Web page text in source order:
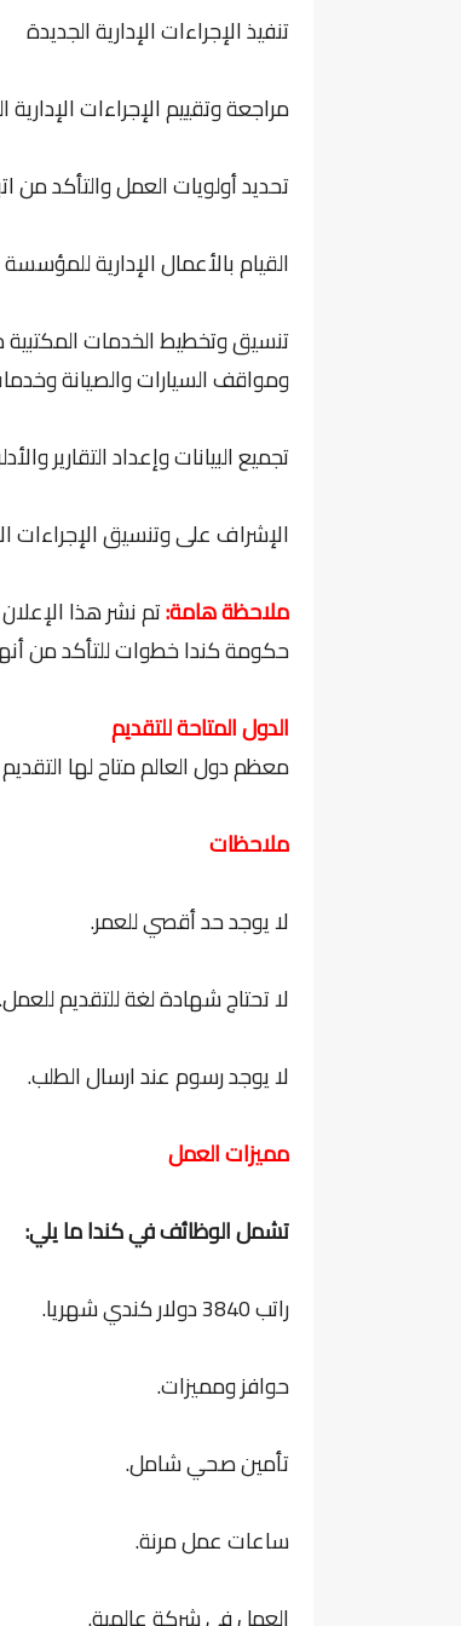
تنفيذ الإجراءات الإدارية الجديدة
مراجعة وتقييم الإجراءات الإدارية
تحديد أولويات العمل والتأكد من
القيام بالأعمال الإدارية للمؤسسة
تنسيق وتخطيط الخدمات المكتبية
ومواقف السيارات والصيانة
تجميع البيانات وإعداد التقارير
الإشراف على وتنسيق الإجراءات
ملاحظة هامة:تم نشر هذا
حكومة كندا خطوات للتأكد من
الدول المتاحة للتقديم
معظم دول العالم متاح لها
ملاحظات
لا يوجد حد أقصي للعمر.
لا تحتاج شهادة لغة للتقديم للعمل.
لا يوجد رسوم عند ارسال الطلب.
مميزات العمل
تشمل الوظائف في كندا ما يلي:
راتب 3840 دولار كندي شهريا.
حوافز ومميزات.
تأمين صحي شامل.
ساعات عمل مرنة.